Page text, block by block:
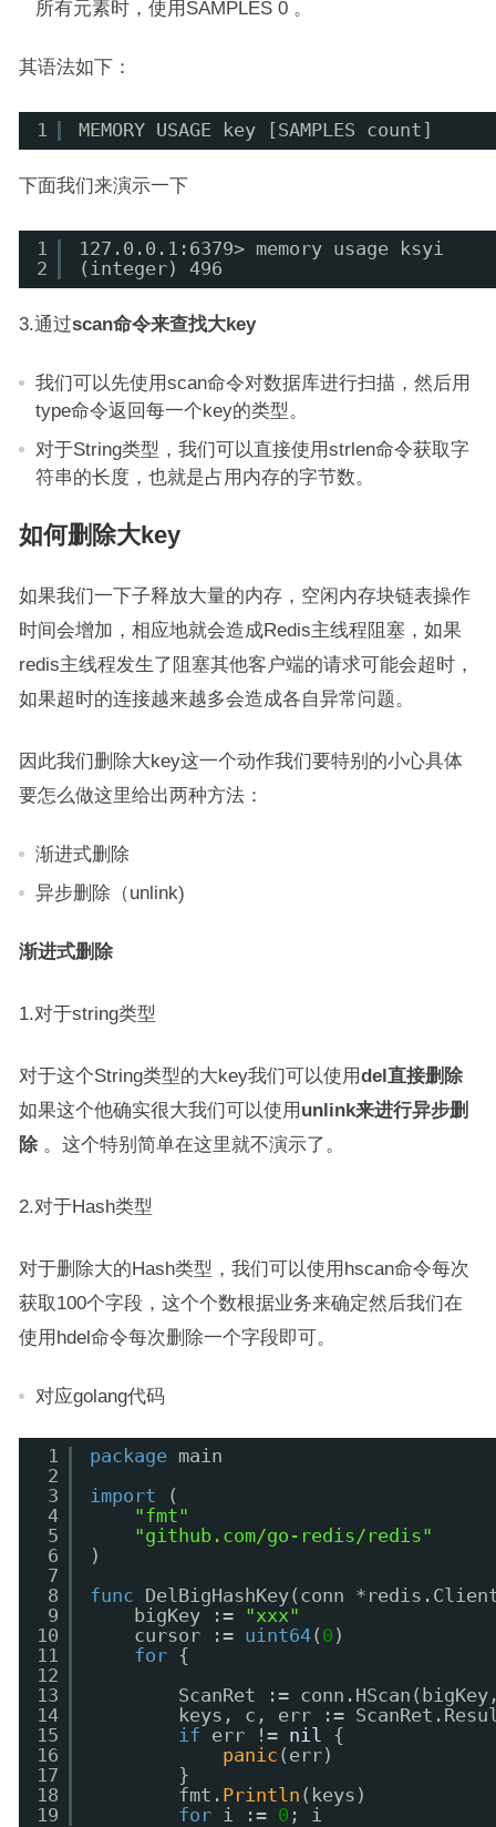
所有元素时，使用SAMPLES 0 。
其语法如下：
1 MEMORY USAGE key [SAMPLES count]
下面我们来演示一下
1
2
127.0.0.1:6379> memory usage ksyi
(integer) 496
3.通过scan命令来查找大key
我们可以先使用scan命令对数据库进行扫描，然后用
type命令返回每一个key的类型。
对于String类型，我们可以直接使用strlen命令获取字
符串的长度，也就是占用内存的字节数。
如何删除大key
如果我们一下子释放大量的内存，空闲内存块链表操作
时间会增加，相应地就会造成Redis主线程阻塞，如果
redis主线程发生了阻塞其他客户端的请求可能会超时，
如果超时的连接越来越多会造成各自异常问题。
因此我们删除大key这一个动作我们要特别的小心具体
要怎么做这里给出两种方法：
渐进式删除
异步删除（unlink)
渐进式删除
1.对于string类型
对于这个String类型的大key我们可以使用del直接删除
如果这个他确实很大我们可以使用 unlink来进行异步删
除。这个特别简单在这里就不演示了。
2.对于Hash类型
对于删除大的Hash类型，我们可以使用hscan命令每次
获取100个字段，这个个数根据业务来确定然后我们在
使用hdel命令每次删除一个字段即可。
对应golang代码
1
2
3
4
5
6
7
8
9
10
11
12
13
14
15
16
17
18
19
package main
import
(
"fmt"
"github.com/go-redis/redis"
)
func
DelBigHashKey(conn
bigKey := "xxx"
cursor := uint64( 0 )
for {
ScanRet :=
keys, c, err :=
if
err != nil
{
panic (err)
}
fmt. Println (keys)
for i := 0 ; i